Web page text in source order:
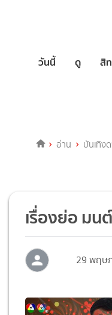
วันนี้ ดู สิ
อ่าน บันเทิง
เรื่องย่อ ม
29 พฤษ